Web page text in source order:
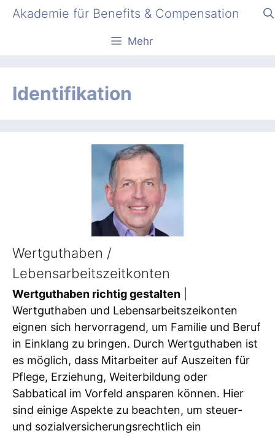
ZumAkademie für Benefits & Compensation
Mehr
Identifikation
Wertguthaben /
Lebensarbeitszeitkonten
Wertguthaben richtig gestalten
Wertguthaben und Lebensarbeitszeikonten
eignen sich hervorragend, um Familie und Beruf
in Einklang zu bringen. Durch Wertguthaben ist
es möglich, dass Mitarbeiter auf Auszeiten für
Pflege, Erziehung, Weiterbildung oder
Sabbatical im Vorfeld ansparen können. Hier
sind einige Aspekte zu beachten, um steuer-
und sozialversicherungsrechtlich ein